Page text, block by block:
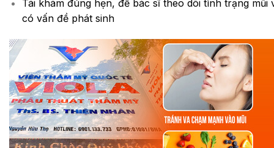
Tái khám đúng hẹn, để bác sĩ theo dõi tình trạng mũi
có vấn đề phát sinh